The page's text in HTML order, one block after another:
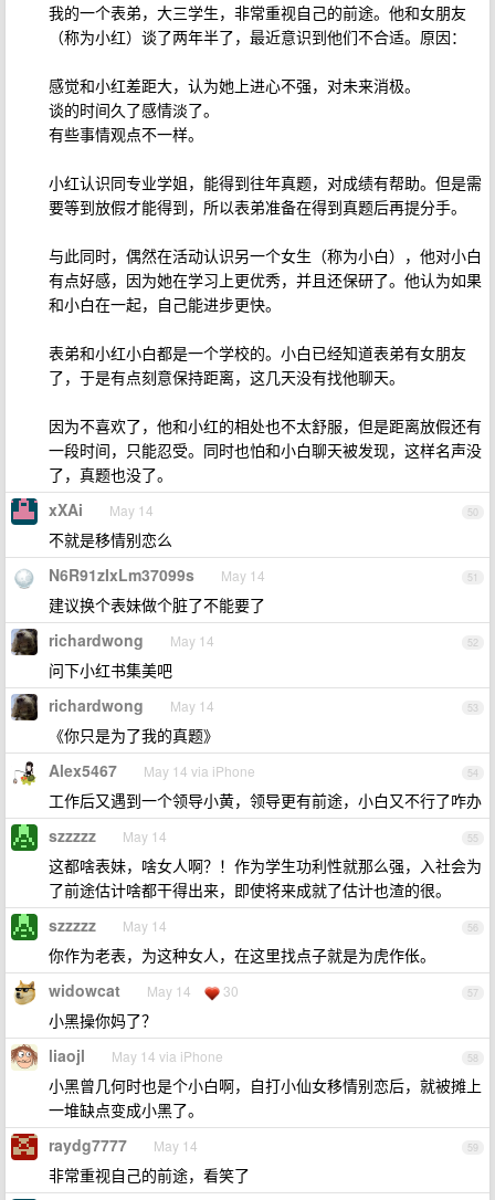
我的一个表弟，大三学生，非常重视自己的前途。他和女朋友
（称为小红）谈了两年半了，最近意识到他们不合适。原因：
感觉和小红差距大，认为她上进心不强，对未来消极。
谈的时间久了感情淡了。
有些事情观点不一样。
小红认识同专业学姐，能得到往年真题，对成绩有帮助。但是需
要等到放假才能得到，所以表弟准备在得到真题后再提分手。
与此同时，偶然在活动认识另一个女生（称为小白），他对小白
有点好感，因为她在学习上更优秀，并且还保研了。他认为如果
和小白在一起，自己能进步更快。
表弟和小红小白都是一个学校的。小白已经知道表弟有女朋友
了，于是有点刻意保持距离，这几天没有找他聊天。
因为不喜欢了，他和小红的相处也不太舒服，但是距离放假还有
一段时间，只能忍受。同时也怕和小白聊天被发现，这样名声没
了，真题也没了。
50
xXAi May 14
不就是移情别恋么
51
N6R91zIxLm37099s May 14
建议换个表妹做个脏了不能要了
52
richardwong May 14
问下小红书集美吧
53
richardwong May 14
《你只是为了我的真题》
54
Alex5467 May 14 via iPhone
工作后又遇到一个领导小黄，领导更有前途，小白又不行了咋办
55
szzzzz May 14
这都啥表妹，啥女人啊？！作为学生功利性就那么强，入社会为
了前途估计啥都干得出来，即使将来成就了估计也渣的很。
56
szzzzz May 14
你作为老表，为这种女人，在这里找点子就是为虎作伥。
57
widowcat May 14 30
小黑操你妈了？
58
liaojl May 14 via iPhone
小黑曾几何时也是个小白啊，自打小仙女移情别恋后，就被摊上
一堆缺点变成小黑了。
59
raydg7777 May 14
非常重视自己的前途，看笑了